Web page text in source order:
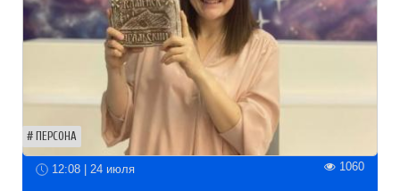
ПЕРСОНА
12:08 | 24 июля 1060